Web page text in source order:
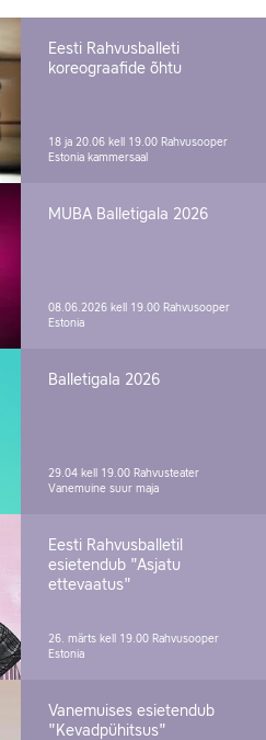
Eesti Rahvusballeti
koreograafide õhtu
18 ja 20.06 kell 19.00 Rahvusooper
Estonia kammersaal
MUBA Balletigala 2026
08.06.2026 kell 19.00 Rahvusooper
Estonia
Balletigala 2026
29.04 kell 19.00 Rahvusteater
Vanemuine suur maja
Eesti Rahvusballetil
esietendub "Asjatu
ettevaatus"
26. märts kell 19.00 Rahvusooper
Estonia
Vanemuises esietendub
"Kevadpühitsus"